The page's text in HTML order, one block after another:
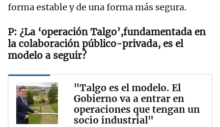
forma estable y de una forma más segura.
¿La ‘operación Talgo’,fundamentada en
la colaboración público-privada, es el
modelo a seguir?
"Talgo es el modelo. El
Gobierno va a entrar en
operaciones que tengan un
socio industrial"